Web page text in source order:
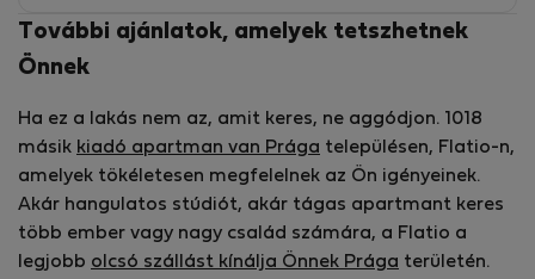
További ajánlatok, amelyek tetszhetnek
Önnek
Ha ez a lakás nem az, amit keres, ne aggódjon. 1018
másik kiadó apartman van Prága településen, Flatio-n,
amelyek tökéletesen megfelelnek az Ön igényeinek.
Akár hangulatos stúdiót, akár tágas apartmant keres
több ember vagy nagy család számára, a Flatio a
legjobb olcsó szállást kínálja Önnek Prága területén.